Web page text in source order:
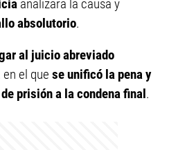
analizara la causa y
absolutorio.
al juicio abreviado
en el que se unificó la pena y
prisión a la condena final.